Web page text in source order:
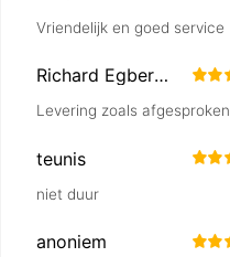
Vriendelijk en goed service
Richard Egberink
Levering zoals afgesproken
teunis
niet duur
anoniem